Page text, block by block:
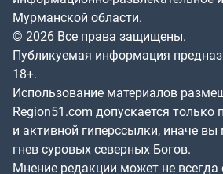
Мурманской области.
© 2026 Все права защищены.
Публикуемая информация
18+.
Использование материалов
Region51.com допускается
и активной гиперссылки, иначе
гнев суровых северных Богов.
Мнение редакции может не всегда